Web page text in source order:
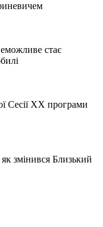
стає
Сесії ХХ програми
змінився Близький